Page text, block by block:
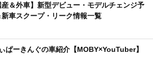
産＆外車】新型デビュー・モデルチェンジ予
新車スクープ・リーク情報一覧
ぱーきんぐの車紹介【MOBY×YouTuber】